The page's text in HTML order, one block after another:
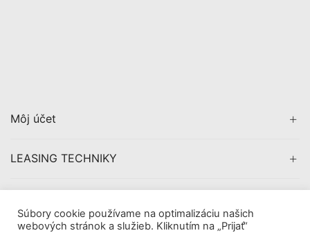
Môj účet
LEASING TECHNIKY
Súbory cookie používame na optimalizáciu našich
webových stránok a služieb. Kliknutím na „Prijať“